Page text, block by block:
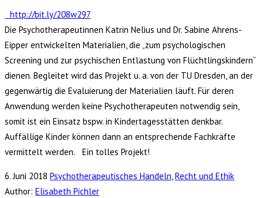
http://bit.ly/208w297
Die Psychotherapeutinnen Katrin Nelius und Dr. Sabine Ahrens-
Eipper entwickelten Materialien, die „zum psychologischen
Screening und zur psychischen Entlastung von Flüchtlingskindern“
dienen. Begleitet wird das Projekt u. a. von der TU Dresden, an der
gegenwärtig die Evaluierung der Materialien läuft. Für deren
Anwendung werden keine Psychotherapeuten notwendig sein,
somit ist ein Einsatz bspw. in Kindertagesstätten denkbar.
Auffällige Kinder können dann an entsprechende Fachkräfte
vermittelt werden. Ein tolles Projekt!
6. Juni 2018 Psychotherapeutisches Handeln,Recht und Ethik
Author: Elisabeth Pichler